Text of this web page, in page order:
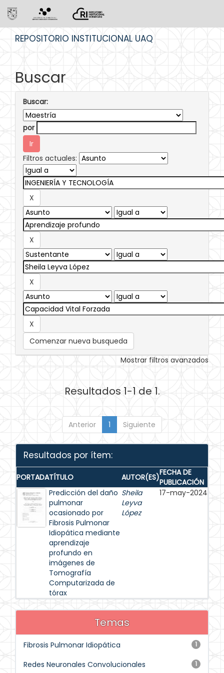
REPOSITORIO INSTITUCIONAL UAQ
Buscar
Buscar:
por
Filtros actuales:
Comenzar nueva busqueda
Mostrar filtros avanzados
Resultados 1-1 de 1.
Anterior 1 Siguiente
Resultados por ítem:
PORTADATÍTULO AUTOR(ES)FECHA DE
PUBLICACIÓN
Predicción del daño
pulmonar
ocasionado por
Fibrosis Pulmonar
Idiopática mediante
aprendizaje
profundo en
imágenes de
Tomografía
Computarizada de
tórax
Sheila
Leyva
López
17-may-2024
Temas
1
Fibrosis Pulmonar Idiopática
1
Redes Neuronales Convolucionales